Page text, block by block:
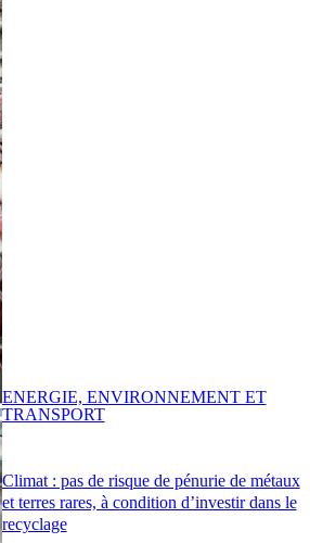
Climat : pas de risque de pénurie de métaux
et terres rares, à condition d’investir dans le
recyclage
ENERGIE, ENVIRONNEMENT ET
TRANSPORT